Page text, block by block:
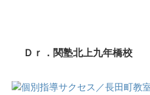
Ｄｒ．関塾北上九年橋校